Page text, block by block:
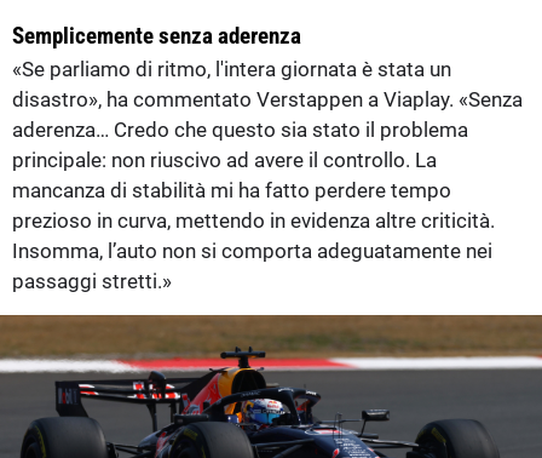
Semplicemente senza aderenza
«Se parliamo di ritmo, l'intera giornata è stata un
disastro», ha commentato Verstappen a Viaplay. «Senza
aderenza… Credo che questo sia stato il problema
principale: non riuscivo ad avere il controllo. La
mancanza di stabilità mi ha fatto perdere tempo
prezioso in curva, mettendo in evidenza altre criticità.
Insomma, l’auto non si comporta adeguatamente nei
passaggi stretti.»